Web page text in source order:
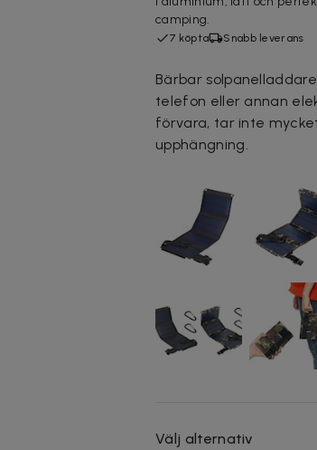
camping.
7 köpta Snabb leverans
Bärbar
telefon eller annan
förvara, tar inte
upphängning.
Välj alternativ